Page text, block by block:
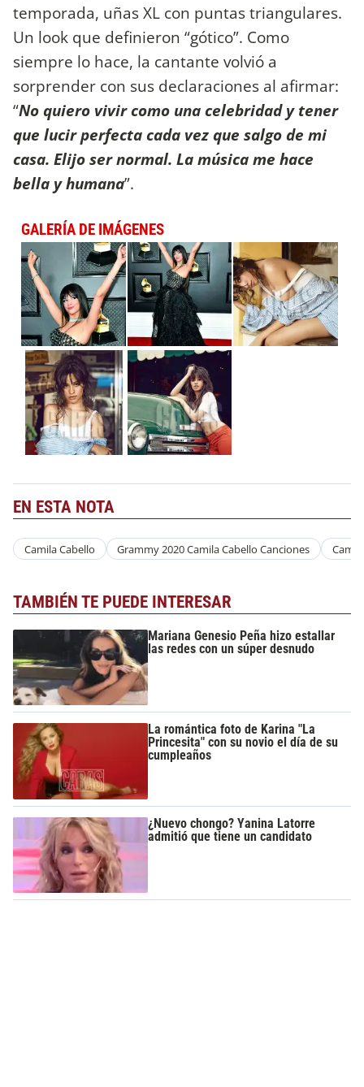
temporada, uñas XL con puntas triangulares.
Un look que definieron “gótico”. Como
siempre lo hace, la cantante volvió a
sorprender con sus declaraciones al afirmar:
“No quiero vivir como una celebridad y tener
que lucir perfecta cada vez que salgo de mi
casa. Elijo ser normal. La música me hace
bella y humana”.
GALERÍA DE IMÁGENES
EN ESTA NOTA
Camila Cabello Grammy 2020 Camila Cabello Canciones
TAMBIÉN TE PUEDE INTERESAR
Mariana Genesio Peña hizo estallar
las redes con un súper desnudo
La romántica foto de Karina "La
Princesita" con su novio el día de su
cumpleaños
¿Nuevo chongo? Yanina Latorre
admitió que tiene un candidato